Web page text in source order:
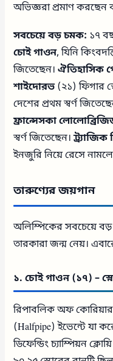
অভিজ্ঞরা প্রমাণ করছেন
সবচেয়ে বড় চমক: ১৭
চোই গাওন, যিনি
জিতেছেন।ঐতিহাসিক
শাইদোরভ(২১) ফিগার
দেশের প্রথম স্বর্ণ
ফ্রান্সেসকা
স্বর্ণ জিতেছেন।ট্র্যাজিক
ইনজুরি নিয়ে রেসে
তারুণ্যের জয়গান
অলিম্পিকের সবচেয়ে
তারকারা জন্ম নেয়।
১. চোই গাওন (১৭) –
রিপাবলিক অফ
(Halfpipe) ইভেন্টে যা
ডিফেন্ডিং চ্যাম্পিয়ন